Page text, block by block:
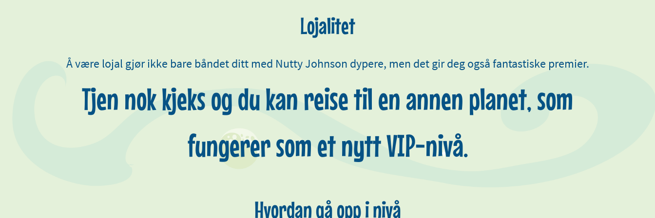
Lojalitet
Å være lojal gjør ikke bare båndet ditt med Nutty Johnson dypere, men det gir deg også fantastiske premier.
Tjen nok kjeks og du kan reise til en annen planet, som
fungerer som et nytt VIP-nivå.
Hvordan gå opp i nivå